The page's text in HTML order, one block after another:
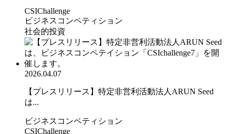
CSIChallenge
ビジネスコンペティション
社会的投資
2026.04.07
【プレスリリース】特定非営利活動法人ARUN Seed
は...
ビジネスコンペティション
CSIChallenge